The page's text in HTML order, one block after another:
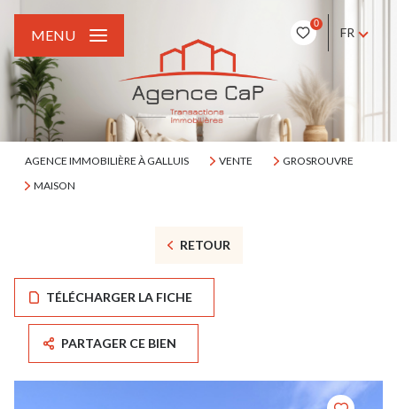
0
FR
MENU
AGENCE IMMOBILIÈRE À GALLUIS VENTE
GROSROUVRE
MAISON
RETOUR
TÉLÉCHARGER LA FICHE
PARTAGER CE BIEN